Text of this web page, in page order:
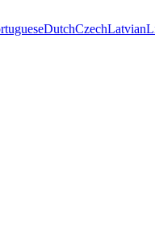
DutchCzechLatvian